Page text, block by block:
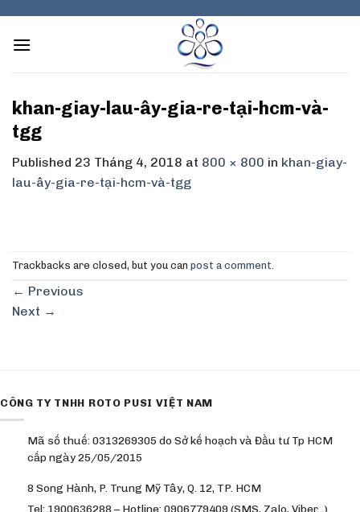
content
khan-giay-lau-ây-gia-re-tại-hcm-và-
tgg
Published 23 Tháng 4, 2018 at 800 × 800 in khan-giay-
lau-ây-gia-re-tại-hcm-và-tgg
Trackbacks are closed, but you can post a comment
← Previous
Next →
CÔNG TY TNHH ROTO PUSI VIỆT NAM
Mã số thuế: 0313269305 do Sở kế hoạch và Đầu tư Tp HCM
cấp ngày 25/05/2015
8 Song Hành, P. Trung Mỹ Tây, Q. 12, TP. HCM
Tel: 1900636288 – Hotline: 0906779409 (SMS, Zalo, Viber…)